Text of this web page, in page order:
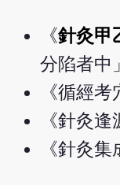
《針灸甲
分陷者中
《循經
《針灸
《針灸